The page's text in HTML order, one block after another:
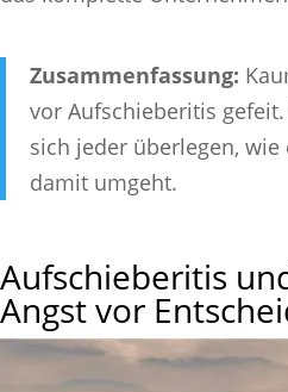
Zusammenfassung:
vor Aufschieberitis
sich jeder überlegen, wie
damit umgeht.
Aufschieberitis
Angst vor